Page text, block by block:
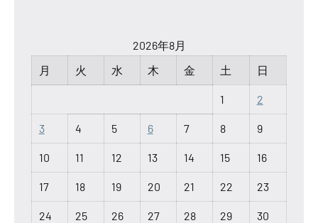
2026年8月
月
火 水 木 金 土 日
1 2
3 4 5 6 7 8 9
10 11 12 13 14 15 16
17 18 19 20 21 22 23
24 25 26 27 28 29 30